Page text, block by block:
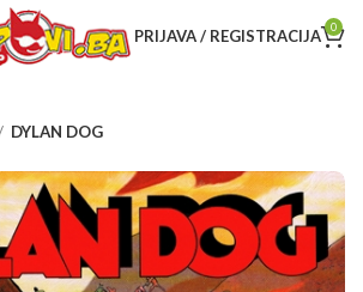
PRIJAVA / REGISTRACIJA 0
DYLAN DOG